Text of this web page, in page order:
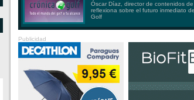
Óscar Díaz, director de contenidos de
reflexiona sobre el futuro inmediato
Golf
Publicidad